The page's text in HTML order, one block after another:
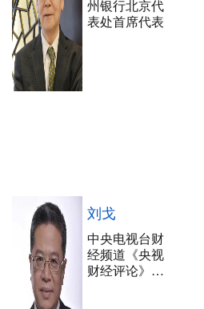
州银行北京代
表处首席代表
刘戈
中央电视台财
经频道《央视
财经评论》专